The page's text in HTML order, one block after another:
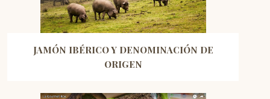
JAMÓN IBÉRICO Y DENOMINACIÓN DE
ORIGEN